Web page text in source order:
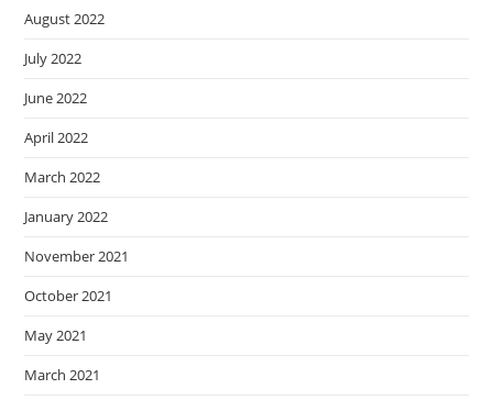
August 2022
July 2022
June 2022
April 2022
March 2022
January 2022
November 2021
October 2021
May 2021
March 2021